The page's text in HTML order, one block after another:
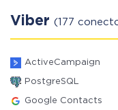
Viber (177
ActiveCampaign
PostgreSQL
Google Contacts